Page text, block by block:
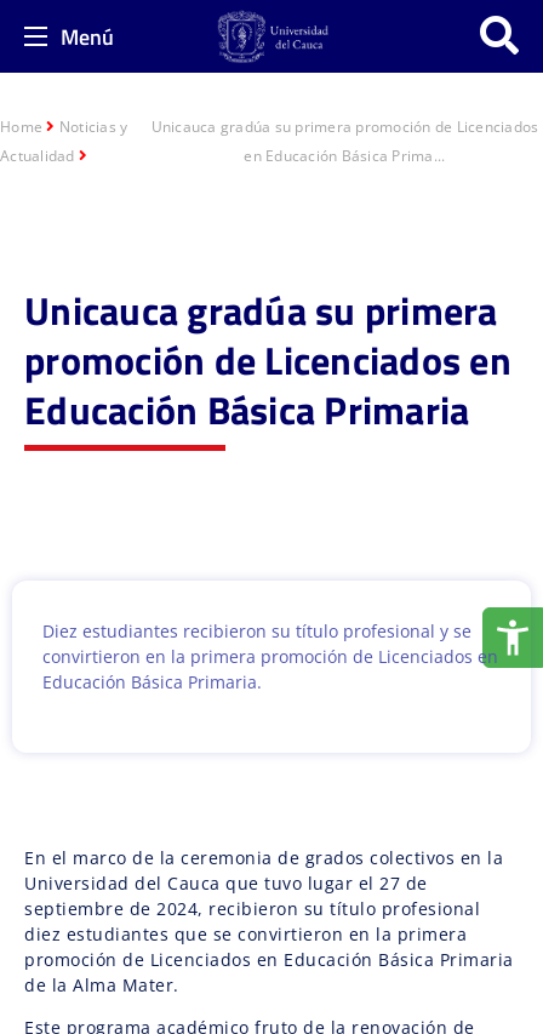
Menú
Home
Noticias y
Actualidad
Unicauca gradúa su primera promoción de Licenciados
en Educación Básica Prima...
Unicauca gradúa su primera
promoción de Licenciados en
Educación Básica Primaria
Diez estudiantes recibieron su título profesional y se
convirtieron en la primera promoción de Licenciados en
Educación Básica Primaria.
En el marco de la ceremonia de grados colectivos en la
Universidad del Cauca que tuvo lugar el 27 de
septiembre de 2024, recibieron su título profesional
diez estudiantes que se convirtieron en la primera
promoción de Licenciados en Educación Básica Primaria
de la Alma Mater.
Este programa académico fruto de la renovación de